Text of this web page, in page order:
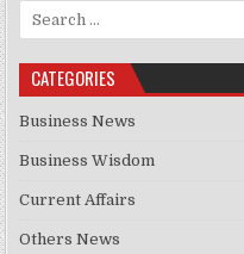
Search for:
CATEGORIES
Business News
Business Wisdom
Current Affairs
Others News